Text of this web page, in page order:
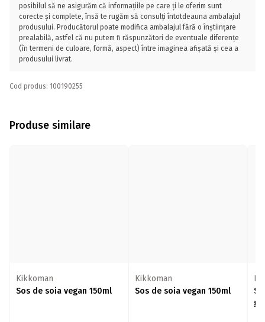
posibilul să ne asigurăm că informațiile pe care ți le oferim sunt
corecte și complete, însă te rugăm să consulți întotdeauna ambalajul
produsului. Producătorul poate modifica ambalajul fără o înștiințare
prealabilă, astfel că nu putem fi răspunzători de eventuale diferențe
(în termeni de culoare, formă, aspect) între imaginea afișată și cea a
produsului livrat.
Cod produs: 100190255
Produse similare
Kikkoman
Sos de soia vegan 150ml
Kikkoman
Sos de soia vegan 150ml